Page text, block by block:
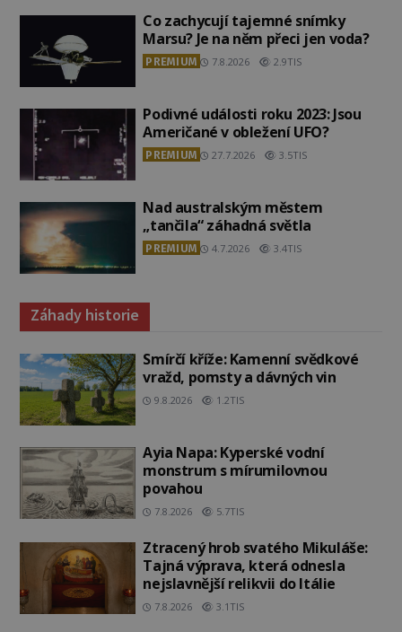
Co zachycují tajemné snímky
Marsu? Je na něm přeci jen voda?
PREMIUM 7.8.2026 2.9TIS
Podivné události roku 2023: Jsou
Američané v obležení UFO?
PREMIUM 27.7.2026 3.5TIS
Nad australským městem
„tančila“ záhadná světla
PREMIUM 4.7.2026 3.4TIS
Záhady historie
Smírčí kříže: Kamenní svědkové
vražd, pomsty a dávných vin
9.8.2026 1.2TIS
Ayia Napa: Kyperské vodní
monstrum s mírumilovnou
povahou
7.8.2026 5.7TIS
Ztracený hrob svatého Mikuláše:
Tajná výprava, která odnesla
nejslavnější relikvii do Itálie
7.8.2026 3.1TIS